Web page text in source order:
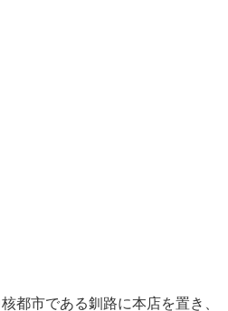
都市である釧路に本店を置き、